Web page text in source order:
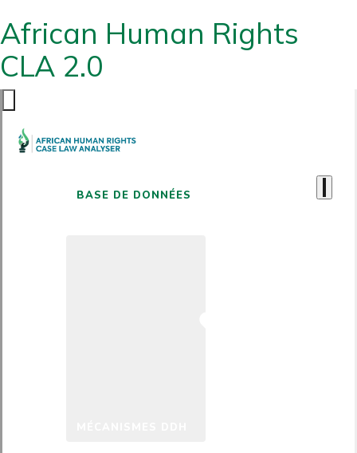
African Human Rights
CLA 2.0
BASE DE DONNÉES